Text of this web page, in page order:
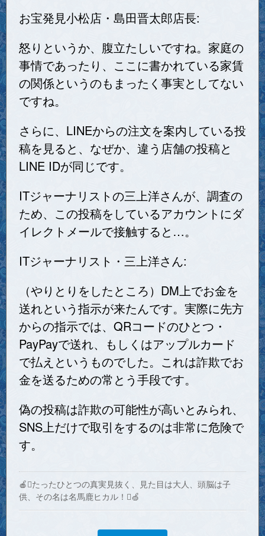
お宝発見小松店・島田晋太郎店長:
怒りというか、腹立たしいですね。家庭の
事情であったり、ここに書かれている家賃
の関係というのもまったく事実としてない
ですね。
さらに、LINEからの注文を案内している投
稿を見ると、なぜか、違う店舗の投稿と
LINE IDが同じです。
ITジャーナリストの三上洋さんが、調査の
ため、この投稿をしているアカウントにダ
イレクトメールで接触すると…。
ITジャーナリスト・三上洋さん:
（やりとりをしたところ）DM上でお金を
送れという指示が来たんです。実際に先方
からの指示では、QRコードのひとつ・
PayPayで送れ、もしくはアップルカード
で払えというものでした。これは詐欺でお
金を送るための常とう手段です。
偽の投稿は詐欺の可能性が高いとみられ、
SNS上だけで取引をするのは非常に危険で
す。
🍎たったひとつの真実見抜く、見た目は大人、頭脳は子
供、その名は名馬鹿ヒカル！🍏